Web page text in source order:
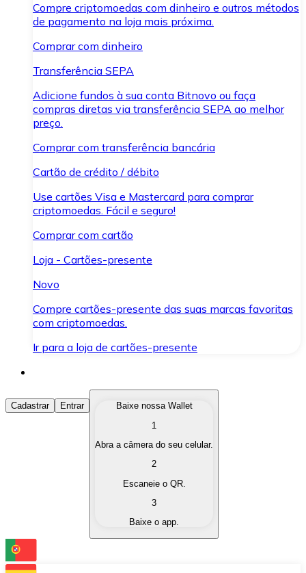
Compre criptomoedas com dinheiro e outros métodos
de pagamento na loja mais próxima.
Comprar com dinheiro
Transferência SEPA
Adicione fundos à sua conta Bitnovo ou faça
compras diretas via transferência SEPA ao melhor
preço.
Comprar com transferência bancária
Cartão de crédito / débito
Use cartões Visa e Mastercard para comprar
criptomoedas. Fácil e seguro!
Comprar com cartão
Loja - Cartões-presente
Novo
Compre cartões-presente das suas marcas favoritas
com criptomoedas.
Ir para a loja de cartões-presente
Comprar Criptomoedas
Compre as criptomoedas de seu interesse de forma
Converta suas criptomoedas em moeda fiduciária
Troque uma criptomoeda por outra
Cadastrar Entrar
Baixe nossa Wallet
1
Abra a câmera do seu celular.
2
Escaneie o QR.
3
Baixe o app.